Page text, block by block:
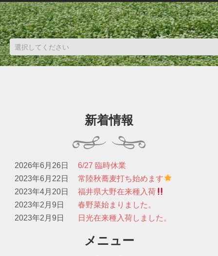
新着情報
2026年6月26日
6/27 臨時休業
2023年6月22日
常陸秋蕎麦打ち始めます
2023年4月20日
福井県大野在来種入荷
2023年2月9日
春野菜始まりました。
2023年2月9日
日光在来種入荷しました。
メニュー